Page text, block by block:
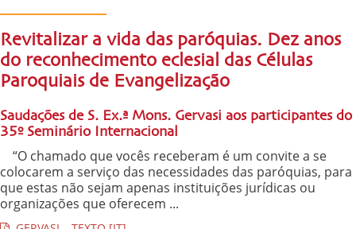
Revitalizar a vida das paróquias. Dez anos
do reconhecimento eclesial das Células
Paroquiais de Evangelização
Saudações de S. Ex.ª Mons. Gervasi aos participantes do
35º Seminário Internacional
“O chamado que vocês receberam é um convite a se
colocarem a serviço das necessidades das paróquias, para
que estas não sejam apenas instituições jurídicas ou
organizações que oferecem ...